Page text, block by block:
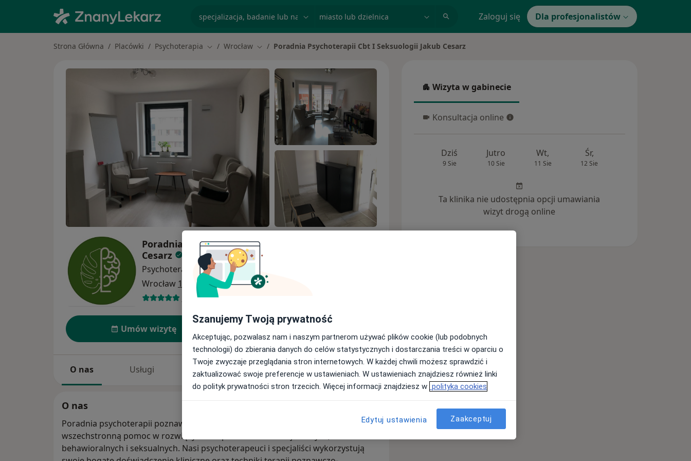
Zaloguj się Dla profesjonalistów
Strona Główna Placówki Psychoterapia Zmień miasto
Wrocław Zmień miasto
Poradnia Psychoterapii Cbt I Seksuologii Jakub Cesarz
Poradnia Psychoterapii CBT i Seksuologii Jakub
Cesarz
Psychoterapia
więcej
Wrocław 1 adres
87 opinii
Umów wizytę
O nas Usługi Specjaliści Adresy Opinie
O nas
Poradnia psychoterapii poznawczo-behawioralnej i seksuologii oferuje
wszechstronną pomoc w rozwiązywaniu problemów emocjonalnych,
behawioralnych i seksualnych. Nasi psychoterapeuci i specjaliści wykorzystują
Wizyta w gabinecie
Wizyta w gabinecie
Konsultacja online
Konsultacja online
Dziś
9 Sie
Jutro
10 Sie
Wt,
11 Sie
Śr,
12 Sie
Ta klinika nie udostępnia opcji umawiania
wizyt drogą online
Szanujemy Twoją prywatność
Akceptując, pozwalasz nam i naszym partnerom używać plików cookie (lub podobnych
technologii) do zbierania danych do celów statystycznych i dostarczania treści w oparciu o
Twoje zwyczaje przeglądania stron internetowych. W każdej chwili możesz sprawdzić i
zaktualizować swoje preferencje w ustawieniach. W ustawieniach znajdziesz również linki
do polityk prywatności stron trzecich. Więcej informacji znajdziesz w polityka cookies
Edytuj ustawienia Zaakceptuj